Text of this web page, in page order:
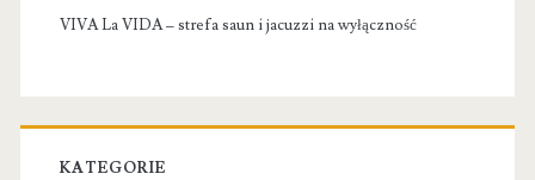
VIVA La VIDA – strefa saun i jacuzzi na wyłączność
KATEGORIE